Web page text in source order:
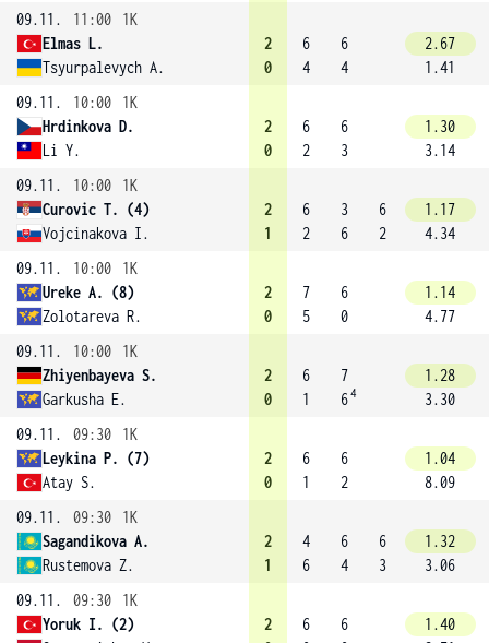
09.11.
11:00
1K
Elmas L.
Tsyurpalevych A.
2
0
6
4
6
4
2.67
1.41
09.11.
10:00
1K
Hrdinkova D.
Li Y.
2
0
6
2
6
3
1.30
3.14
09.11.
10:00
1K
Curovic T. (4)
Vojcinakova I.
2
1
6
2
3
6
6
2
1.17
4.34
09.11.
10:00
1K
Ureke A. (8)
Zolotareva R.
2
0
7
5
6
0
1.14
4.77
09.11.
10:00
1K
Zhiyenbayeva S.
Garkusha E.
2
0
6
1
7
64
1.28
3.30
09.11.
09:30
1K
Leykina P. (7)
Atay S.
2
0
6
1
6
2
1.04
8.09
09.11.
09:30
1K
Sagandikova A.
Rustemova Z.
2
1
4
6
6
4
6
3
1.32
3.06
09.11.
09:30
1K
Yoruk I. (2)
2
6
6
1.40